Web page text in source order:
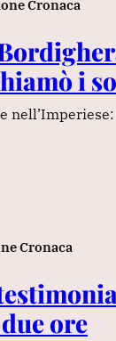
Cronaca
i
Cronaca
ore